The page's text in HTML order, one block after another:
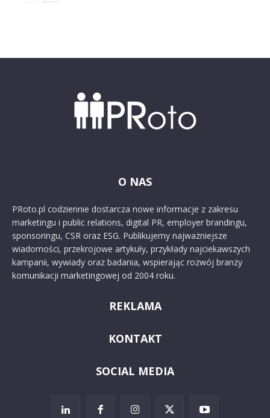
O NAS
PRoto.pl codziennie dostarcza nowe informacje z zakresu
marketingu i public relations, digital PR, employer brandingu,
sponsoringu, CSR oraz ESG. Publikujemy najważniejsze
wiadomości, przekrojowe artykuły, przykłady najciekawszych
kampanii, wywiady oraz badania, wspierając rozwój branży
komunikacji marketingowej od 2004 roku.
REKLAMA
KONTAKT
SOCIAL MEDIA